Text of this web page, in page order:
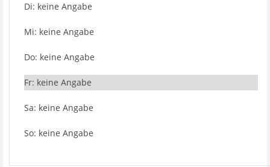
Di: keine Angabe
Mi: keine Angabe
Do: keine Angabe
Fr: keine Angabe
Sa: keine Angabe
So: keine Angabe